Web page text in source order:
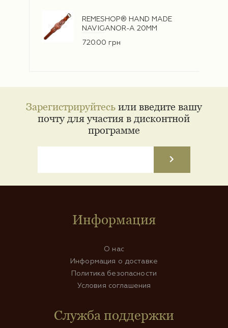
REMESHOP® HAND MADE
NAVIGANOR-A 20ММ
720.00 грн
Зарегистрируйтесьили введите вашу
почту для участия в дисконтной
программе
Информация
О нас
Информация о доставке
Политика безопасности
Условия соглашения
Служба поддержки